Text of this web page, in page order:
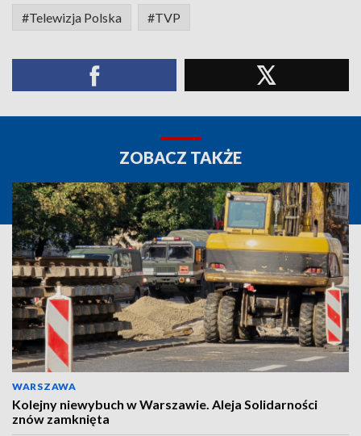
#Telewizja Polska #TVP
ZOBACZ TAKŻE
WARSZAWA
Kolejny niewybuch w Warszawie. Aleja Solidarności
znów zamknięta